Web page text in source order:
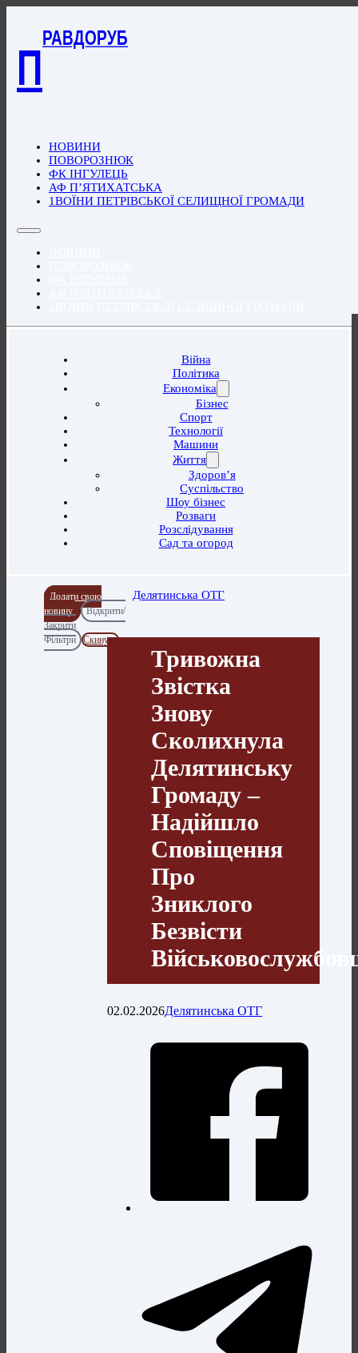
П
РАВДОРУБ
НОВИНИ
ПОВОРОЗНЮК
ФК ІНГУЛЕЦЬ
АФ П’ЯТИХАТСЬКА
1ВОЇНИ ПЕТРІВСЬКОЇ СЕЛИЩНОЇ ГРОМАДИ
Війна
Політика
Економіка
Бізнес
Спорт
Технології
Машини
Життя
Здоров’я
Суспільство
Шоу бізнес
Розваги
Розслідування
Сад та огород
Додати свою
новину
Відкрити/
Закрити
Фільтри
Скинути
Делятинська ОТГ
Тривожна
Звістка
Знову
Сколихнула
Делятинську
Громаду –
Надійшло
Сповіщення
Про
Зниклого
Безвісти
02.02.2026Делятинська ОТГ